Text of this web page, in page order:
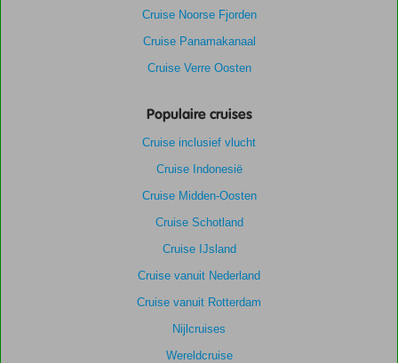
Cruise Noorse Fjorden
Cruise Panamakanaal
Cruise Verre Oosten
Populaire cruises
Cruise inclusief vlucht
Cruise Indonesië
Cruise Midden-Oosten
Cruise Schotland
Cruise IJsland
Cruise vanuit Nederland
Cruise vanuit Rotterdam
Nijlcruises
Wereldcruise